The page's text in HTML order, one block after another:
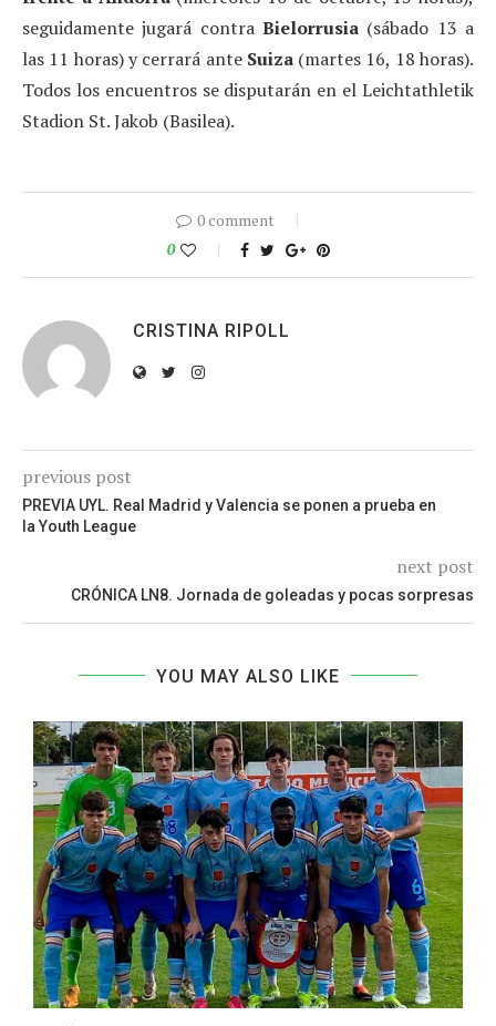
seguidamente jugará contra Bielorrusia (sábado 13 a
las 11 horas) y cerrará ante Suiza(martes 16, 18 horas).
Todos los encuentros se disputarán en el Leichtathletik
Stadion St. Jakob (Basilea).
0 comment
0
CRISTINA RIPOLL
previous post
PREVIA UYL. Real Madrid y Valencia se ponen a prueba en
la Youth League
next post
CRÓNICA LN8. Jornada de goleadas y pocas sorpresas
YOU MAY ALSO LIKE